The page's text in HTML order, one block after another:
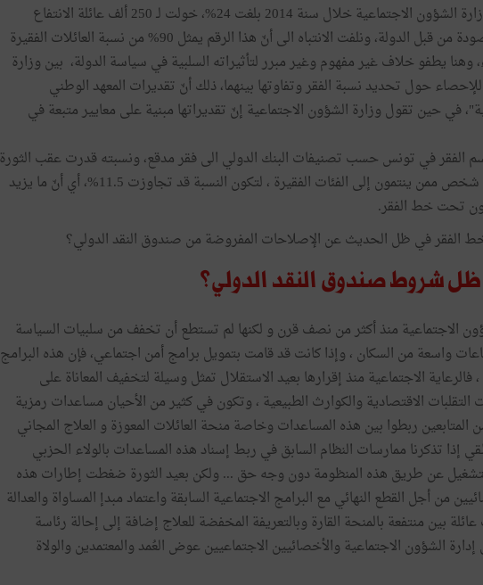
إن نسبة الفقر العامة المسجلة لدى وزارة الشؤون الاجتماعية خلال سنة 2014 بلغت 24%، خولت لـ 250 ألف عائلة الانتفاع
بالمساعدات الاجتماعية والمنح المرصودة من قبل الدولة، ونلفت الانتباه الى أنّ هذا الرقم يمثل 90% من نسبة العائلات الفقيرة
وهنا يطفو خلاف غير مفهوم وغير مبرر لتأثيراته السلبية في سياسة الدولة، بين وزارة
حول تحديد نسبة الفقر وتفاوتها بينهما، ذلك أنّ تقديرات المعهد الوطني
في حين تقول وزارة الشؤون الاجتماعية إنّ تقديراتها مبنية على معايير متبعة في
الفقر في تونس حسب تصنيفات البنك الدولي الى فقر مدقع، ونسبته قدرت عقب الثورة
بـ 3.5%، أضف إليه أكثر من 700 ألف شخص ممن ينتمون إلى الفئات الفقيرة ، لتكون النسبة قد تجاوزت 11.5%، أي أنّ ما يزيد
تحت خط الفقر.
الفقر في ظل الحديث عن الإصلاحات المفروضة من صندوق النقد الدولي؟
ظل شروط صندوق النقد الدولي؟
الاجتماعية منذ أكثر من نصف قرن و لكنها لم تستطع أن تخفف من سلبيات السياسة
واسعة من السكان ، وإذا كانت قد قامت بتمويل برامج أمن اجتماعي، فإن هذه البرامج
الاجتماعية منذ إقرارها بعيد الاستقلال تمثل وسيلة لتخفيف المعاناة على
الاقتصادية والكوارث الطبيعية ، وتكون في كثير من الأحيان مساعدات رمزية
ربطوا بين هذه المساعدات وخاصة منحة العائلات المعوزة و العلاج المجاني
إذا تذكرنا ممارسات النظام السابق في ربط إسناد هذه المساعدات بالولاء الحزبي
بالتشغيل عن طريق هذه المنظومة دون وجه حق ... ولكن بعيد الثورة ضغطت إطارات هذه
من أجل القطع النهائي مع البرامج الاجتماعية السابقة واعتماد مبدإ المساواة والعدالة
ومراجعة وضعية 800 الف عائلة بين منتفعة بالمنحة القارة وبالتعريفة المخفضة للعلاج إضافة إلى إحالة رئاسة
الشؤون الاجتماعية والأخصائيين الاجتماعيين عوض العُمد والمعتمدين والولاة